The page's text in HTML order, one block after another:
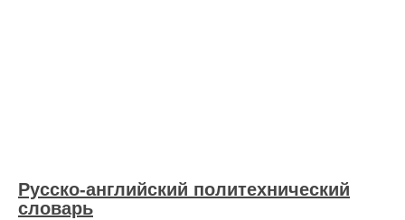
Русско-английский политехнический
словарь